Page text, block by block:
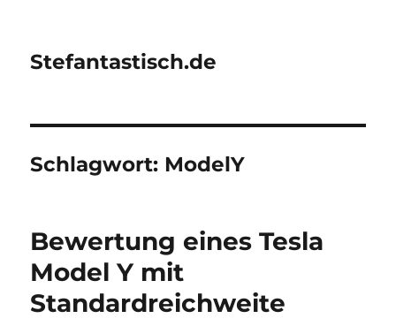
Stefantastisch.de
Schlagwort: ModelY
Bewertung eines Tesla
Model Y mit
Standardreichweite